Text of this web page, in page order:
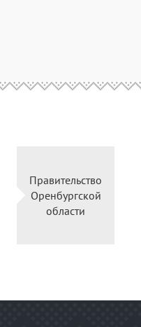
Правительство
Оренбургской
области